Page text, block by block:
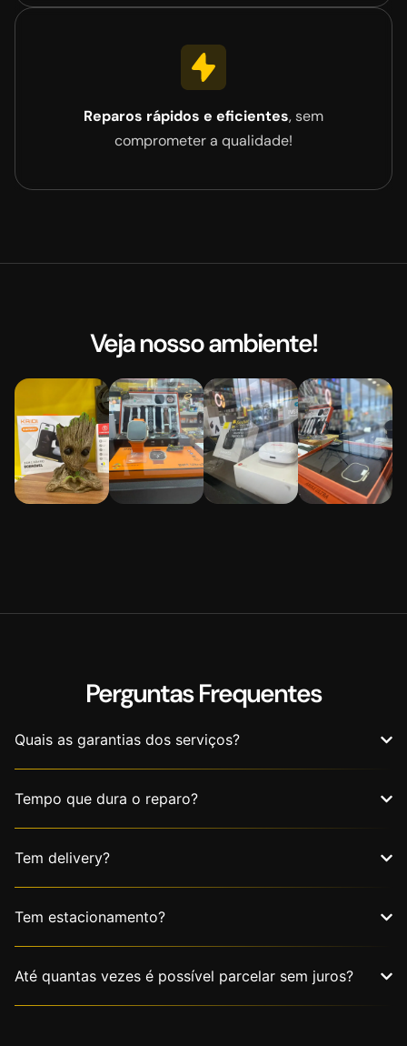
Reparos rápidos e eficientes, sem
comprometer a qualidade!
Veja nosso ambiente!
Perguntas Frequentes
Quais as garantias dos serviços?
Tempo que dura o reparo?
Tem delivery?
Tem estacionamento?
Até quantas vezes é possível parcelar sem juros?